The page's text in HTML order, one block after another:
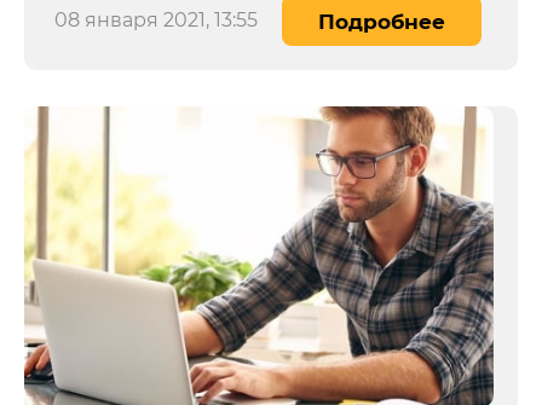
08 января 2021, 13:55 Подробнее